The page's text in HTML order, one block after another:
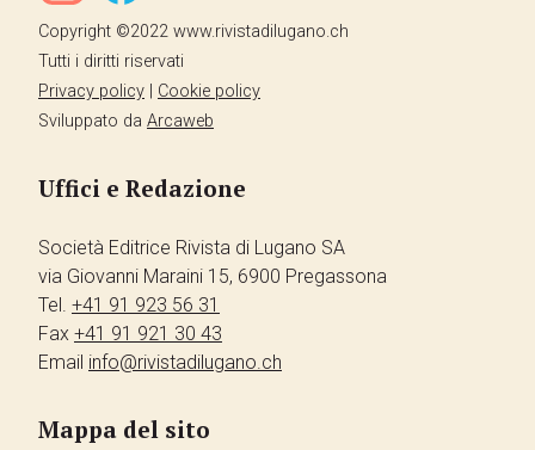
Copyright ©2022 www.rivistadilugano.ch
Tutti i diritti riservati
Privacy policy
Cookie policy
Sviluppato da Arcaweb
Uffici e Redazione
Società Editrice Rivista di Lugano SA
via Giovanni Maraini 15, 6900 Pregassona
Tel. +41 91 923 56 31
Fax +41 91 921 30 43
Email info@rivistadilugano.ch
Mappa del sito